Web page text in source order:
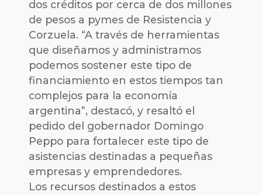
dos créditos por cerca de dos millones
de pesos a pymes de Resistencia y
Corzuela. “A través de herramientas
que diseñamos y administramos
podemos sostener este tipo de
financiamiento en estos tiempos tan
complejos para la economía
argentina”, destacó, y resaltó el
pedido del gobernador Domingo
Peppo para fortalecer este tipo de
asistencias destinadas a pequeñas
empresas y emprendedores.
Los recursos destinados a estos